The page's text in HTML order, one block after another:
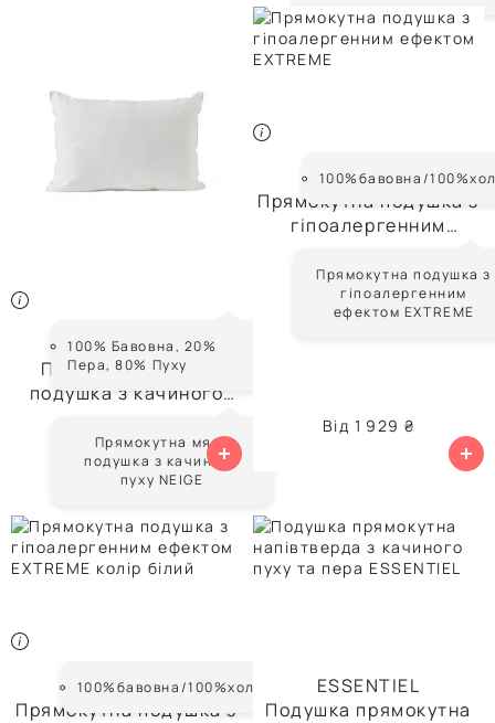
100% Бавовна, 20%
Пера, 80% Пуху
NEIGE
Прямокутна мяка
подушка з качиного
Прямокутна мяка
подушка з качиного
пуху NEIGE
100%бавовна/
EXTREME
Прямокутна подушка з
гіпоалергенним
Прямокутна подушка з
гіпоалергенним
ефектом EXTREME
Від 1 929 ₴
100%бавовна/100%холлофайбер
EXTREME
Прямокутна подушка з
ESSENTIEL
Подушка прямокутна